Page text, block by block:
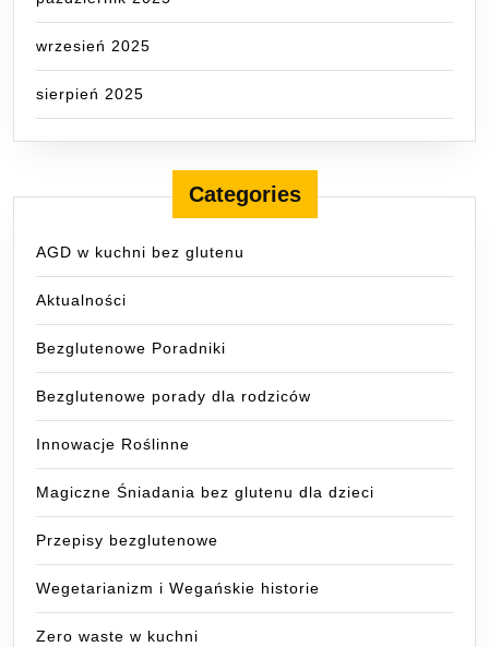
wrzesień 2025
sierpień 2025
Categories
AGD w kuchni bez glutenu
Aktualności
Bezglutenowe Poradniki
Bezglutenowe porady dla rodziców
Innowacje Roślinne
Magiczne Śniadania bez glutenu dla dzieci
Przepisy bezglutenowe
Wegetarianizm i Wegańskie historie
Zero waste w kuchni